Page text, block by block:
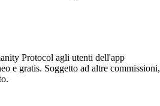
Protocol agli utenti dell'app
e gratis. Soggetto ad altre commissioni,